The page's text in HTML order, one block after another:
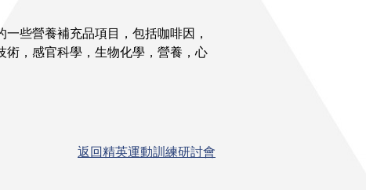
些營養補充品項目，包括咖啡因，
術，感官科學，生物化學，營養，心
返回精英運動訓練研討會